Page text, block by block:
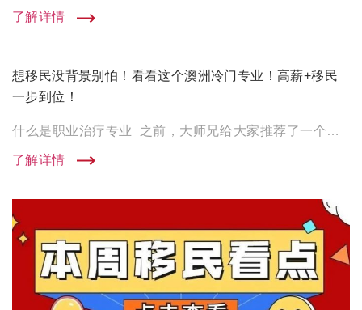
了解详情
想移民没背景别怕！看看这个澳洲冷门专业！高薪+移民
一步到位！
什么是职业治疗专业 之前，大师兄给大家推荐了一个宝藏移民专业 物理理疗 不仅薪资高而且移民概率还高。 但大家 […]
了解详情